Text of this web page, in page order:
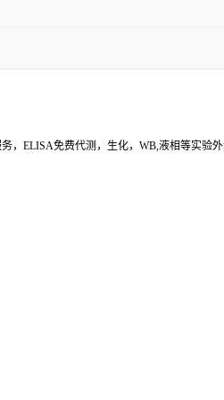
ELISA免费代测，生化，WB,液相等实验